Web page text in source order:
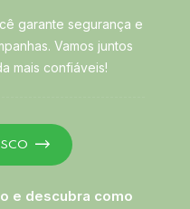
garante segurança e
Vamos juntos
mais confiáveis!
e descubra como